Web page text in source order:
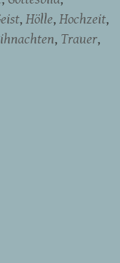
Hölle Hochzeit
Trauer